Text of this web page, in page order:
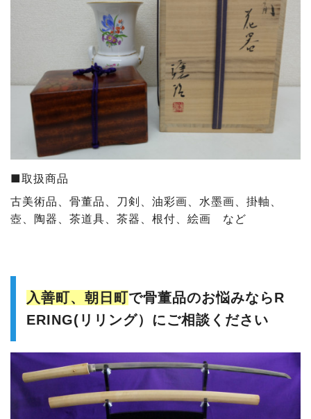
■取扱商品
古美術品、骨董品、刀剣、油彩画、水墨画、掛軸、
壺、陶器、茶道具、茶器、根付、絵画 など
入善町、朝日町で骨董品のお悩みならR
ERING(リリング）にご相談ください